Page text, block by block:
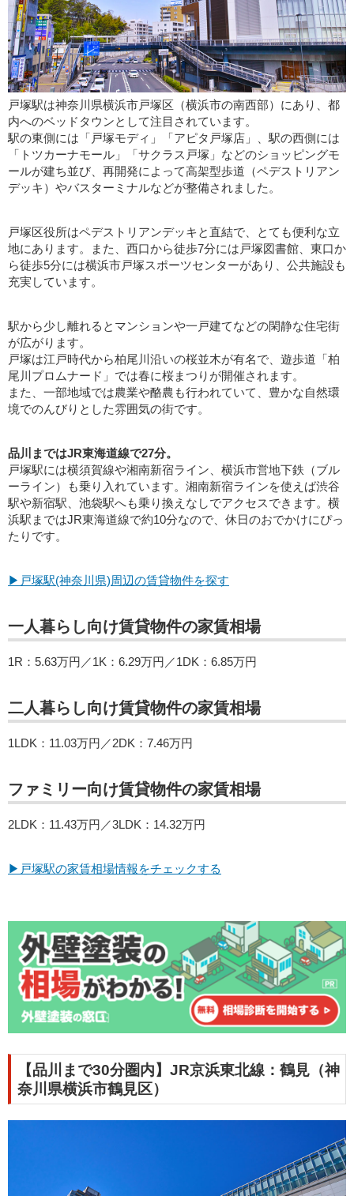
戸塚駅は神奈川県横浜市戸塚区（横浜市の南西部）にあり、都
内へのベッドタウンとして注目されています。
駅の東側には「戸塚モディ」「アピタ戸塚店」、駅の西側には
「トツカーナモール」「サクラス戸塚」などのショッピングモ
ールが建ち並び、再開発によって高架型歩道（ペデストリアン
デッキ）やバスターミナルなどが整備されました。
戸塚区役所はペデストリアンデッキと直結で、とても便利な立
地にあります。また、西口から徒歩7分には戸塚図書館、東口か
ら徒歩5分には横浜市戸塚スポーツセンターがあり、公共施設も
充実しています。
駅から少し離れるとマンションや一戸建てなどの閑静な住宅街
が広がります。
戸塚は江戸時代から柏尾川沿いの桜並木が有名で、遊歩道「柏
尾川プロムナード」では春に桜まつりが開催されます。
また、一部地域では農業や酪農も行われていて、豊かな自然環
境でのんびりとした雰囲気の街です。
品川まではJR東海道線で27分。
戸塚駅には横須賀線や湘南新宿ライン、横浜市営地下鉄（ブル
ーライン）も乗り入れています。湘南新宿ラインを使えば渋谷
駅や新宿駅、池袋駅へも乗り換えなしでアクセスできます。横
浜駅まではJR東海道線で約10分なので、休日のおでかけにぴっ
たりです。
▶戸塚駅(神奈川県)周辺の賃貸物件を探す
一人暮らし向け賃貸物件の家賃相場
1R：5.63万円／1K：6.29万円／1DK：6.85万円
二人暮らし向け賃貸物件の家賃相場
1LDK：11.03万円／2DK：7.46万円
ファミリー向け賃貸物件の家賃相場
2LDK：11.43万円／3LDK：14.32万円
▶戸塚駅の家賃相場情報をチェックする
【品川まで30分圏内】JR京浜東北線：鶴見（神
奈川県横浜市鶴見区）